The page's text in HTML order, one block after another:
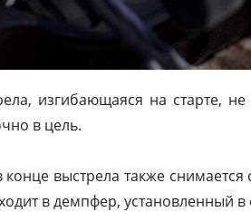
изгибающаяся на старте,
в цель.
конце выстрела также
в демпфер, установленный в